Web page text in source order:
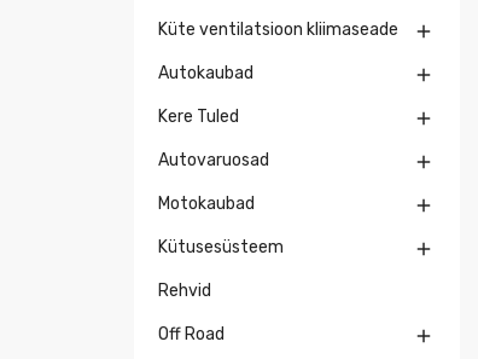
Küte ventilatsioon kliimaseade 
Autokaubad 
Kere Tuled 
Autovaruosad 
Motokaubad 
Kütusesüsteem 
Rehvid
Off Road 